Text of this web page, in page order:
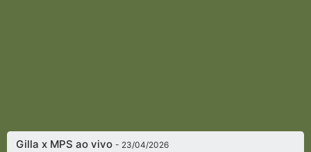
Gilla x MPS ao vivo- 23/04/2026